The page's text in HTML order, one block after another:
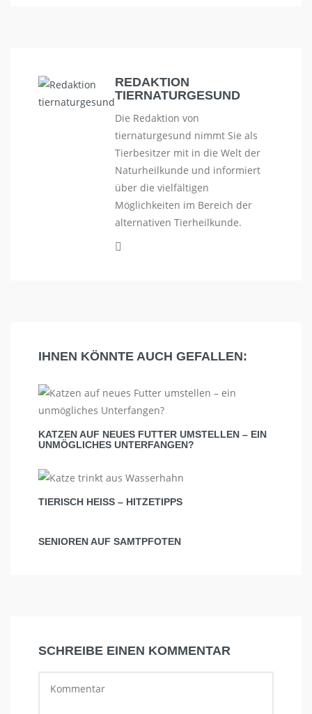
REDAKTION
TIERNATURGESUND
Die Redaktion von
tiernaturgesund nimmt Sie als
Tierbesitzer mit in die Welt der
Naturheilkunde und informiert
über die vielfältigen
Möglichkeiten im Bereich der
alternativen Tierheilkunde.
IHNEN KÖNNTE AUCH GEFALLEN:
KATZEN AUF NEUES FUTTER UMSTELLEN – EIN
UNMÖGLICHES UNTERFANGEN?
TIERISCH HEISS – HITZETIPPS
SENIOREN AUF SAMTPFOTEN
SCHREIBE EINEN KOMMENTAR